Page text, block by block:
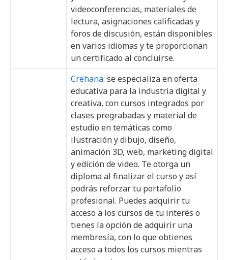
videoconferencias, materiales de
lectura, asignaciones calificadas y
foros de discusión, están disponibles
en varios idiomas y te proporcionan
un certificado al concluirse.
Crehana: se especializa en oferta
educativa para la industria digital y
creativa, con cursos integrados por
clases pregrabadas y material de
estudio en temáticas como
ilustración y dibujo, diseño,
animación 3D, web, marketing digital
y edición de video. Te otorga un
diploma al finalizar el curso y así
podrás reforzar tu portafolio
profesional. Puedes adquirir tu
acceso a los cursos de tu interés o
tienes la opción de adquirir una
membresía, con lo que obtienes
acceso a todos los cursos mientras